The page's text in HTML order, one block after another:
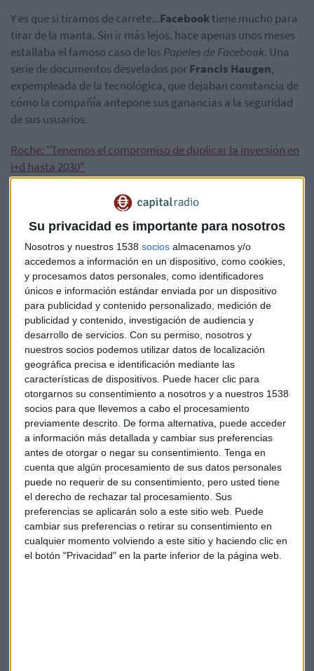
Su privacidad es importante para nosotros
Nosotros y nuestros 1538 socios almacenamos y/o
accedemos a información en un dispositivo, como cookies,
y procesamos datos personales, como identificadores
únicos e información estándar enviada por un dispositivo
para publicidad y contenido personalizado, medición de
publicidad y contenido, investigación de audiencia y
desarrollo de servicios. Con su permiso, nosotros y
nuestros socios podemos utilizar datos de localización
geográfica precisa e identificación mediante las
características de dispositivos. Puede hacer clic para
otorgarnos su consentimiento a nosotros y a nuestros 1538
socios para que llevemos a cabo el procesamiento
previamente descrito. De forma alternativa, puede acceder
a información más detallada y cambiar sus preferencias
antes de otorgar o negar su consentimiento. Tenga en
cuenta que algún procesamiento de sus datos personales
puede no requerir de su consentimiento, pero usted tiene
el derecho de rechazar tal procesamiento. Sus
preferencias se aplicarán solo a este sitio web. Puede
cambiar sus preferencias o retirar su consentimiento en
cualquier momento volviendo a este sitio y haciendo clic en
el botón "Privacidad" en la parte inferior de la página web.
Y es que si tiramos de carrete...Facebooktiene mucho para
tirar de la manta. Sin ir más lejos, hace apenas unos meses
estallaba el famoso caso de losPapeles deFacebook. Una
serie de documentos desvelados porFrancis Haugen,
expempleada de la tecnológica, que dejaban constancia de
cómo la compañía antepone sus ganancias a la seguridad
de sus usuarios.
Roche: "Tenemos el compromiso de duplicar la inversión en
i+d hasta 2030"
La batalla de Sony y Microsoft se desata: La industria
gaming ya factura 159.000 millones de euros
Por no hablar de que estos documentos destacan a
Facebook también con un papel relevante en la
organización delataque al Capitolio el 6 de enero y en la
coordinación de grupos extremistas a través de la red
social.
Oidos sordos, ojos que no ven corazón que no siente...¿pudo
Facebookhacer más para evitarlo? Sus trabajadores
piensan que sí.
Por otro lado, Facebook tiene hasta septiembre para
contestar a Irlanda sobre su quehacer después de que la
Comisión de Protección de Datos irlandesa le advirtiese de
que no podrá enviar datos de sus usuarios a servidores en
Estados Unidos.
El fundador de Meta añade además que "los cambios
introducidos por Apple y la nueva regulación en Europa
apuntan a una tendencia con menos datos disponibles para
ofrecer anuncios personalizados, lo que podría afectar a su